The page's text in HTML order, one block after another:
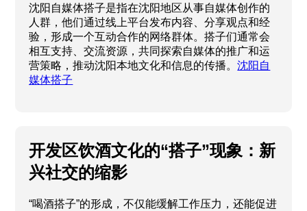
沈阳自媒体搭子是指在沈阳地区从事自媒体创作的
人群，他们通过线上平台发布内容、分享观点和经
验，形成一个互动合作的网络群体。搭子们通常会
相互支持、交流资源，共同探索自媒体的推广和运
营策略，推动沈阳本地文化和信息的传播。沈阳自
媒体搭子
开发区饮酒文化的“搭子”现象：新
兴社交的缩影
“喝酒搭子”的形成，不仅能缓解工作压力，还能促进